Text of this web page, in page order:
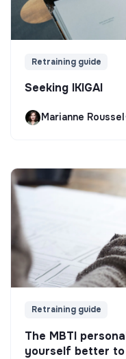
Retraining guide
Seeking IKIGAI
Marianne Roussel
Retraining guide
The MBTI
yourself better